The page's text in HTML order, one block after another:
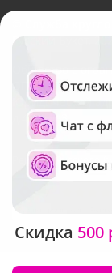
Служба
Русский Букет,
Общество с
ОГРН:
Юридический
д.42, оф. 3
Рейтинг Русского
Скидка 500